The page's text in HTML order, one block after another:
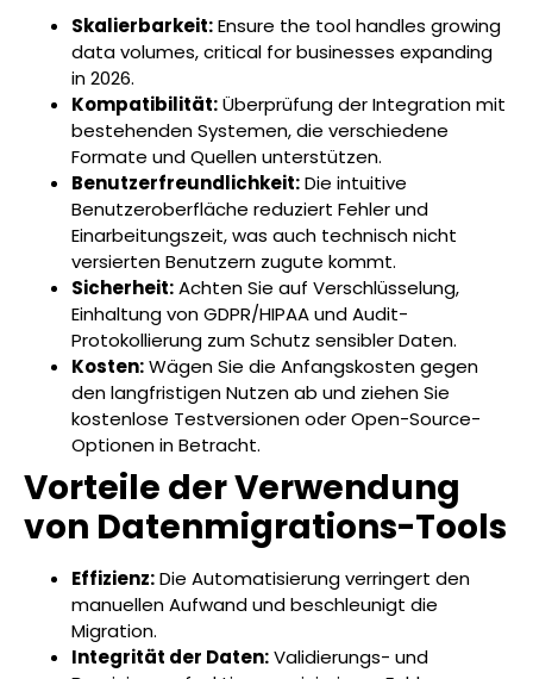
Skalierbarkeit:Ensure the tool handles growing
data volumes, critical for businesses expanding
in 2026.
Kompatibilität:Überprüfung der Integration mit
bestehenden Systemen, die verschiedene
Formate und Quellen unterstützen.
Benutzerfreundlichkeit:Die intuitive
Benutzeroberfläche reduziert Fehler und
Einarbeitungszeit, was auch technisch nicht
versierten Benutzern zugute kommt.
Sicherheit:Achten Sie auf Verschlüsselung,
Einhaltung von GDPR/HIPAA und Audit-
Protokollierung zum Schutz sensibler Daten.
Kosten:Wägen Sie die Anfangskosten gegen
den langfristigen Nutzen ab und ziehen Sie
kostenlose Testversionen oder Open-Source-
Optionen in Betracht.
Vorteile der Verwendung
von Datenmigrations-Tools
Effizienz:Die Automatisierung verringert den
manuellen Aufwand und beschleunigt die
Migration.
Integrität der Daten:Validierungs- und